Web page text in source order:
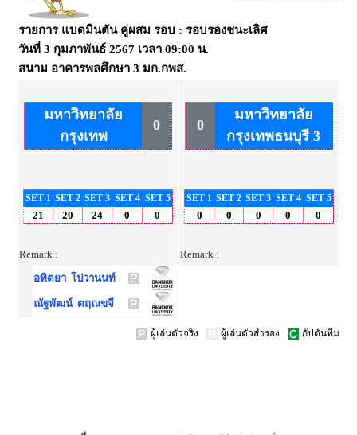
รายการ แบดมินตัน คู่ผสม รอบ : รอบรองชนะเลิศ
วันที่ 3 กุมภาพันธ์ 2567 เวลา 09:00 น.
สนาม อาคารพลศึกษา 3 มก.กพส.
มหาวิทยาลัย
กรุงเทพ
0
SET 1 SET 2 SET 3 SET 4 SET 5
21 20 24 0 0
Remark :
อทิตยา โปวานนท์
ณัฐพัฒน์ ตฤณขจี
0
มหาวิทยาลัย
กรุงเทพธนบุรี 3
SET 1 SET 2 SET 3 SET 4 SET 5
0 0 0 0 0
Remark :
ผู้เล่นตัวจริง ผู้เล่นตัวสำรอง กัปตันทีม